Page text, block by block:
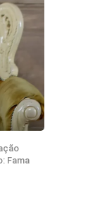
Fama